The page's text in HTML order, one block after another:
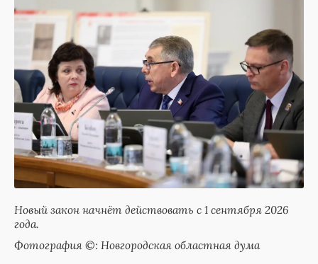
Новый закон начнёт действовать с 1 сентября 2026
года.
Фотография ©: Новгородская областная дума